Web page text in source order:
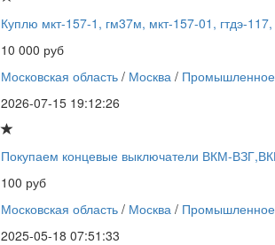
Куплю мкт-157-1, гм37м, мкт-157-01, гтдэ-117,
10 000 руб
Московская область/ Москва /
2026-07-15 19:12:26
Покупаем концевые выключатели ВКМ-
100 руб
Московская область/ Москва /
2025-05-18 07:51:33